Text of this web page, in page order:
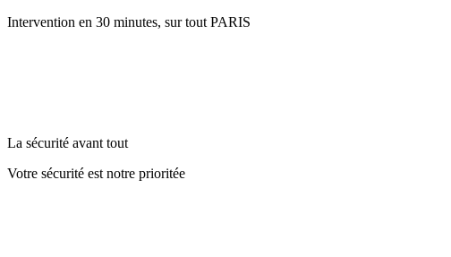
Intervention en 30 minutes, sur tout PARIS
La sécurité avant tout
Votre sécurité est notre prioritée